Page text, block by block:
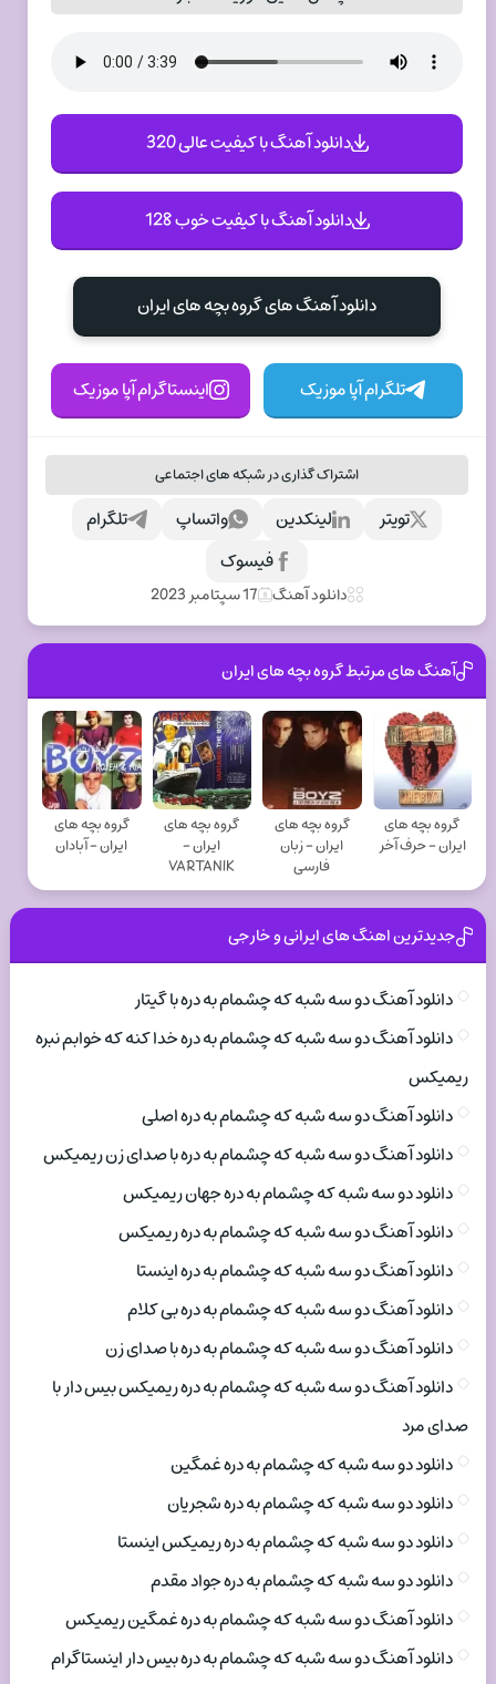
دانلود آهنگ با کیفیت عالی 320
دانلود آهنگ با کیفیت خوب 128
دانلود آهنگ های گروه بچه های ایران
تلگرام آپا موزیک اینستاگرام آپا موزیک
اشتراک گذاری در شبکه های اجتماعی
تلگرام واتساپ لینکدین
تویتر
فیسوک
دانلود آهنگ 17 سپتامبر 2023
آهنگ های مرتبط گروه بچه های ایران
گروه بچه های
ایران - حرف آخر
گروه بچه های
ایران - زبان
فارسی
گروه بچه های
ایران -
VARTANIK
گروه بچه های
ایران - آبادان
جدیدترین اهنگ های ایرانی و خارجی
دانلود آهنگ دو سه شبه که چشمام به دره با گیتار
دانلود آهنگ دو سه شبه که چشمام به دره خدا کنه که خوابم نبره
ریمیکس
دانلود آهنگ دو سه شبه که چشمام به دره اصلی
دانلود آهنگ دو سه شبه که چشمام به دره با صدای زن ریمیکس
دانلود دو سه شبه که چشمام به دره جهان ریمیکس
دانلود آهنگ دو سه شبه که چشمام به دره ریمیکس
دانلود آهنگ دو سه شبه که چشمام به دره اینستا
دانلود آهنگ دو سه شبه که چشمام به دره بی کلام
دانلود آهنگ دو سه شبه که چشمام به دره با صدای زن
دانلود آهنگ دو سه شبه که چشمام به دره ریمیکس بیس دار با
صدای مرد
دانلود دو سه شبه که چشمام به دره غمگین
دانلود دو سه شبه که چشمام به دره شجریان
دانلود دو سه شبه که چشمام به دره ریمیکس اینستا
دانلود دو سه شبه که چشمام به دره جواد مقدم
دانلود آهنگ دو سه شبه که چشمام به دره غمگین ریمیکس
دانلود آهنگ دو سه شبه که چشمام به دره بیس دار اینستاگرام